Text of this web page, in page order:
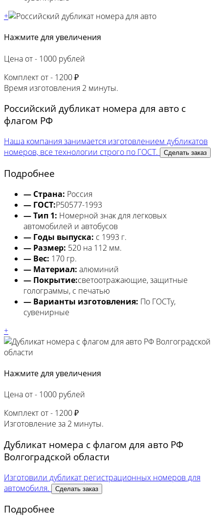
+
Нажмите для увеличения
Цена от - 1000 рублей
Комплект от - 1200 ₽
Время изготовления 2 минуты.
Российский дубликат номера для авто с
флагом РФ
Наша компания занимается изготовлением дубликатов
номеров, все технологии строго по ГОСТ.
Сделать заказ
Подробнее
— Страна: Россия
— ГОСТ:Р50577-1993
— Тип 1: Номерной знак для легковых
автомобилей и автобусов
— Годы выпуска: с 1993 г.
— Размер: 520 на 112 мм.
— Вес: 170 гр.
— Материал: алюминий
— Покрытие:светоотражающие, защитные
голограммы, с печатью
— Варианты изготовления: По ГОСТу,
сувенирные
+
Нажмите для увеличения
Цена от - 1000 рублей
Комплект от - 1200 ₽
Изготовление за 2 минуты.
Дубликат номера с флагом для авто РФ
Волгоградской области
Изготовили дубликат регистрационных номеров для
автомобиля.
Сделать заказ
Подробнее